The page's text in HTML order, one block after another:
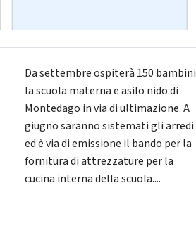
Da settembre ospiterà 150 bambini
la scuola materna e asilo nido di
Montedago in via di ultimazione. A
giugno saranno sistemati gli arredi
ed è via di emissione il bando per la
fornitura di attrezzature per la
cucina interna della scuola....